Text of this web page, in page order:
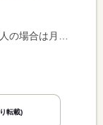
間額を表示しています。
転載)